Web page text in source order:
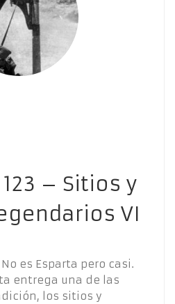
– Sitios y
VI
es Esparta pero casi.
entrega una de las
los sitios y